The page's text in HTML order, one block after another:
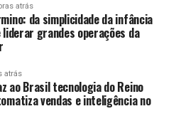
atrás
da simplicidade da infância
liderar grandes operações da
atrás
ao Brasil tecnologia do Reino
vendas e inteligência no